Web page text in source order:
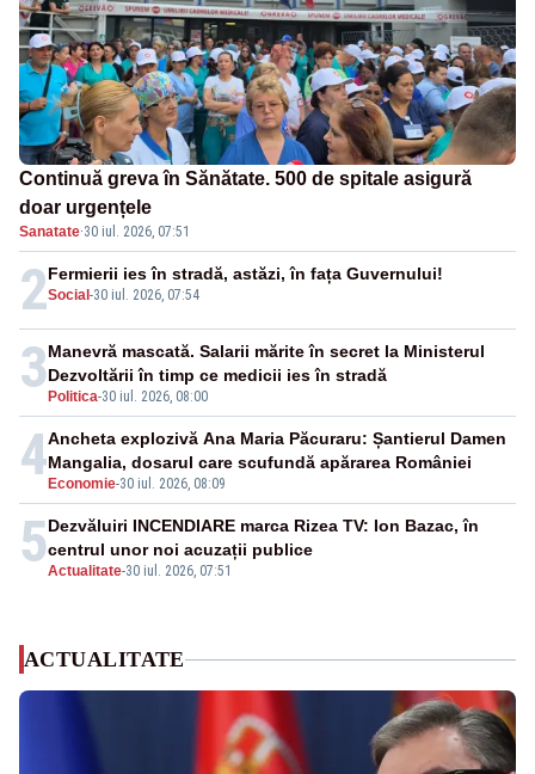
Continuă greva în Sănătate. 500 de spitale asigură
doar urgențele
Sanatate·30 iul. 2026, 07:51
2Social -30 iul. 2026, 07:54
Fermierii ies în stradă, astăzi, în fața Guvernului!
3 Politica-30 iul. 2026, 08:00
Manevră mascată. Salarii mărite în secret la Ministerul
Dezvoltării în timp ce medicii ies în stradă
4 Economie-30 iul. 2026, 08:09
Ancheta explozivă Ana Maria Păcuraru: Șantierul Damen
Mangalia, dosarul care scufundă apărarea României
5Actualitate-30 iul. 2026, 07:51
Dezvăluiri INCENDIARE marca Rizea TV: Ion Bazac, în
centrul unor noi acuzații publice
ACTUALITATE